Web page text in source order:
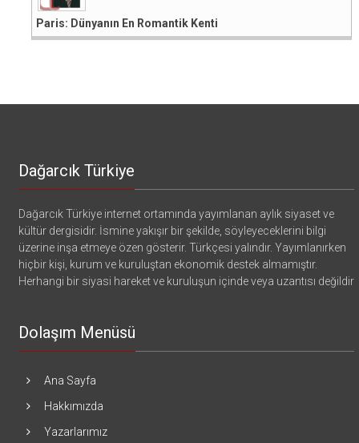
Paris: Dünyanın En Romantik Kenti
Dağarcık Türkiye
Dağarcık Türkiye internet ortamında yayımlanan aylık siyaset ve
kültür dergisidir. İsmine yakışır bir şekilde, söyleyeceklerini bilgi
üzerine inşa etmeye özen gösterir. Türkçesi yalındır. Yayımlanırken
hiçbir kişi, kurum ve kuruluştan ekonomik destek almamıştır.
Herhangi bir siyasi hareket ve kuruluşun içinde veya uzantısı değildir
Dolaşım Menüsü
Ana Sayfa
Hakkımızda
Yazarlarımız